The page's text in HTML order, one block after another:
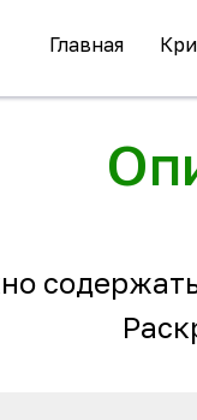
Главная